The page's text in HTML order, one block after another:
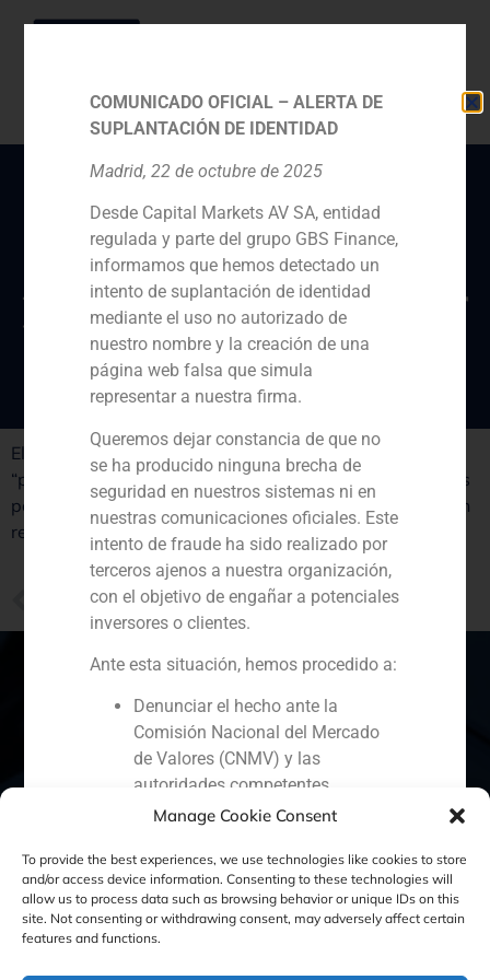
Manage Cookie Consent
To provide the best experiences, we use technologies like cookies to store
and/or access device information. Consenting to these technologies will
allow us to process data such as browsing behavior or unique IDs on this
site. Not consenting or withdrawing consent, may adversely affect certain
features and functions.
El socio de GBS Finance
Ignacio Martínez aboga
por potenciar el alquiler
turístico
El socio de GBS Finance Ignacio Martínez insta a
“potenciar el alquiler turístico en lugar de ponerle trabas
porque viene a cubrir una determinada demanda”, en un
reportaje publicado por Hosteltur
PREVIOUS
Portugal Colombia
Ecuador Perú Chile
Política de Cookies Política de Privacidad
Aviso Legal
COMUNICADO OFICIAL – ALERTA DE
SUPLANTACIÓN DE IDENTIDAD
Madrid, 22 de octubre de 2025
Desde Capital Markets AV SA, entidad
regulada y parte del grupo GBS Finance,
informamos que hemos detectado un
intento de suplantación de identidad
mediante el uso no autorizado de
nuestro nombre y la creación de una
página web falsa que simula
representar a nuestra firma.
Queremos dejar constancia de que no
se ha producido ninguna brecha de
seguridad en nuestros sistemas ni en
nuestras comunicaciones oficiales. Este
intento de fraude ha sido realizado por
terceros ajenos a nuestra organización,
con el objetivo de engañar a potenciales
inversores o clientes.
Ante esta situación, hemos procedido a:
Denunciar el hecho ante la
Comisión Nacional del Mercado
de Valores (CNMV) y las
autoridades competentes.
Activar nuestros protocolos
reputacional y colaboración con
organismos especializados en
ciberseguridad.
Recomendamos a todos nuestros